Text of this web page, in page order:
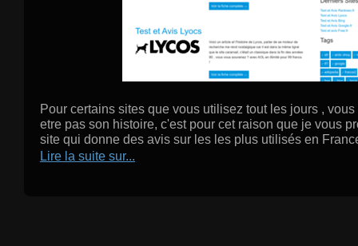
Pour certains sites que vous utilisez tout les jours ,
etre pas son histoire, c'est pour cet raison que je vous
site qui donne des avis sur les les plus utilisés en
Lire la suite sur...